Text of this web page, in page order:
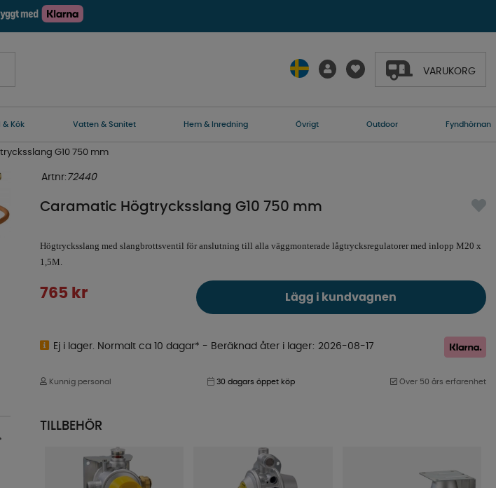
VARUKORG
& Kök Vatten & Sanitet Hem & Inredning Övrigt Outdoor Fyndhörnan
G10 750 mm
Artnr: 72440
Caramatic Högtrycksslang G10 750 mm
Högtrycksslang med slangbrottsventil för anslutning till alla väggmonterade lågtrycksregulatorer med inlopp M20 x
1,5M.
765 kr Lägg i kundvagnen
Ej i lager. Normalt ca 10 dagar* - Beräknad åter i lager 2026-08-17
Kunnig personal 30 dagars öppet köp Över 50 års erfarenhet
TILLBEHÖR